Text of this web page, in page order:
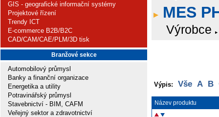
GIS - geografické informační systémy
Projektové řízení
Trendy ICT
E-commerce B2B/B2C
CAD/CAM/CAE/PLM/3D tisk
Branžové sekce
Automobilový průmysl
Banky a finanční organizace
Energetika a utility
Potravinářský průmysl
Stavebnictví - BIM, CAFM
Veřejný sektor a zdravotnictví
MES
Výrobce
Výpis: Vše A B
Název produktu